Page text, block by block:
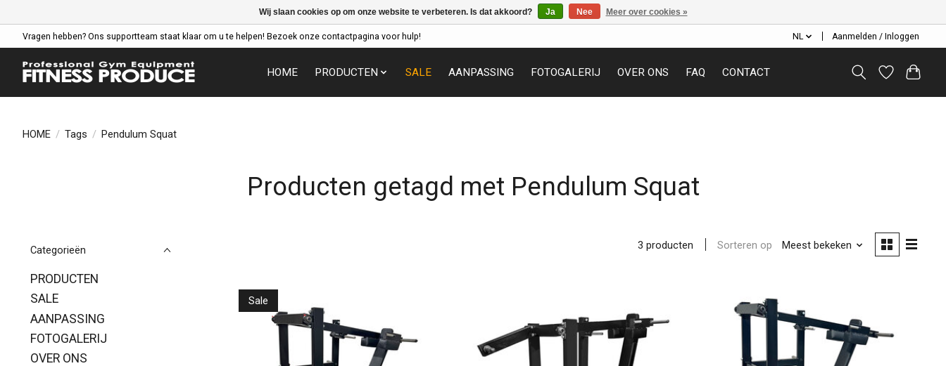
Vragen hebben? Ons supportteam staat klaar om u te helpen! Bezoek onze contactpagina voor hulp! NL Aanmelden / Inloggen
HOME PRODUCTEN SALE AANPASSING FOTOGALERIJ OVER ONS FAQ CONTACT
HOME / Tags / Pendulum Squat
Producten getagd met Pendulum Squat
Categorieën
PRODUCTEN
SALE
AANPASSING
FOTOGALERIJ
OVER ONS
3 producten Sorteren op Meest bekeken
Sale
Wij slaan cookies op om onze website te verbeteren. Is dat akkoord? Ja Nee Meer over cookies »